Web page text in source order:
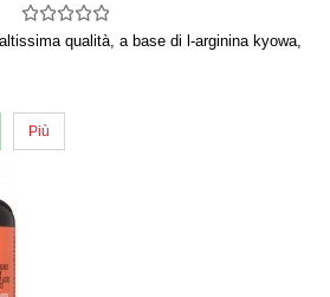
qualità, a base di l-arginina kyowa,
Più